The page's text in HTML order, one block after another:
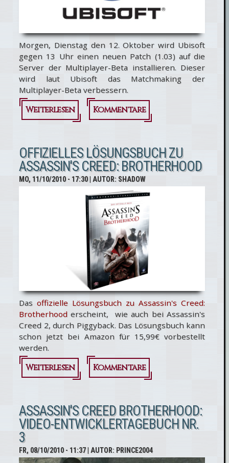
Morgen, Dienstag den 12. Oktober wird Ubisoft
gegen 13 Uhr einen neuen Patch (1.03) auf die
Server der Multiplayer-Beta installieren. Dieser
wird laut Ubisoft das Matchmaking der
Multiplayer-Beta verbessern.
Weiterlesen
über Assassin's
Brotherhood:
Multiplayer-
Beta Patch 1.03
Kommentare
OFFIZIELLES LÖSUNGSBUCH ZU
ASSASSIN'S CREED: BROTHERHOOD
MO, 11/10/2010 - 17:30| AUTOR: SHADOW
Das offizielle Lösungsbuch zu Assassin's Creed:
Brotherhood erscheint, wie auch bei Assassin's
Creed 2, durch Piggyback. Das Lösungsbuch kann
schon jetzt bei Amazon für 15,99€ vorbestellt
werden.
Weiterlesen
über
Lösungsbuch
zu Assassin's
Brotherhood
Kommentare
ASSASSIN'S CREED BROTHERHOOD:
VIDEO-ENTWICKLERTAGEBUCH NR.
3
FR, 08/10/2010 - 11:37| AUTOR: PRINCE2004